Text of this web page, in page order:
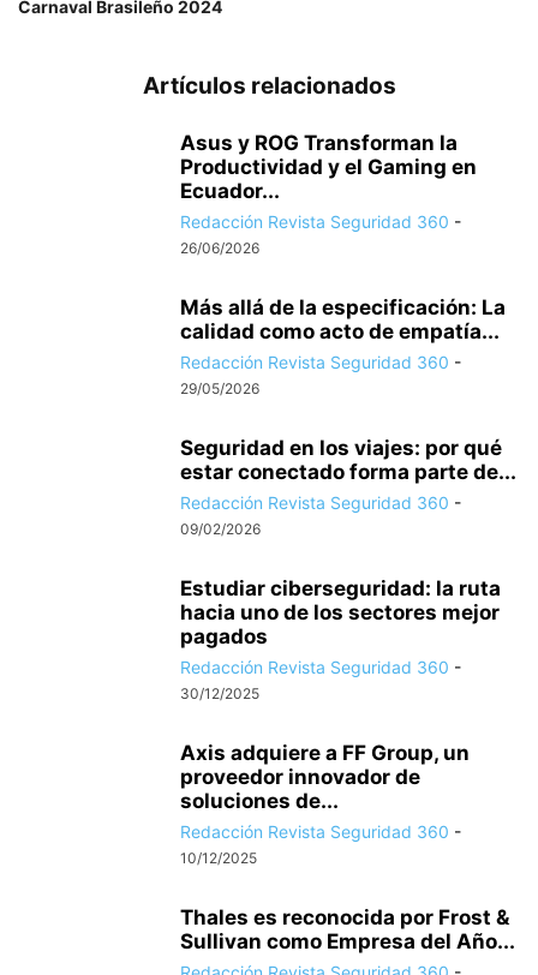
Carnaval Brasileño 2024
Artículos relacionados
Asus y ROG Transforman la
Productividad y el Gaming en
Ecuador...
Redacción Revista Seguridad 360 -
26/06/2026
Más allá de la especificación: La
calidad como acto de empatía...
Redacción Revista Seguridad 360 -
29/05/2026
Seguridad en los viajes: por qué
estar conectado forma parte de...
Redacción Revista Seguridad 360 -
09/02/2026
Estudiar ciberseguridad: la ruta
hacia uno de los sectores mejor
pagados
Redacción Revista Seguridad 360 -
30/12/2025
Axis adquiere a FF Group, un
proveedor innovador de
soluciones de...
Redacción Revista Seguridad 360 -
10/12/2025
Thales es reconocida por Frost &
Sullivan como Empresa del Año...